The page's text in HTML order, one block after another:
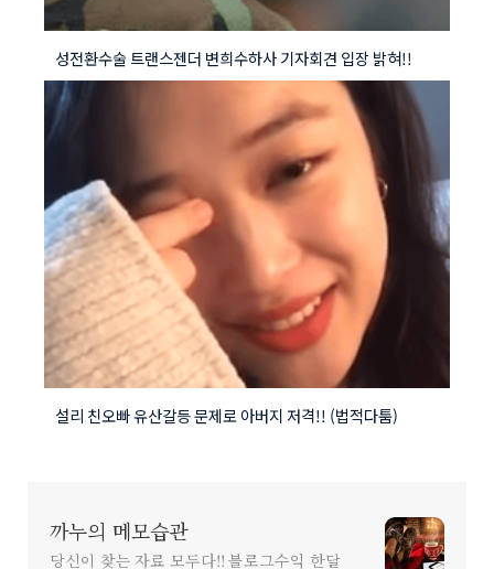
성전환수술 트랜스젠더 변희수하사 기자회견 입장 밝혀!!
설리 친오빠 유산갈등 문제로 아버지 저격!! (법적다툼)
까누의 메모습관
당신이 찾는 자료 모두다!! 블로그수익 한달